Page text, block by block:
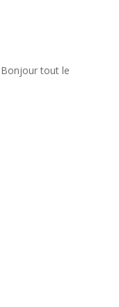
Bonjour tout le